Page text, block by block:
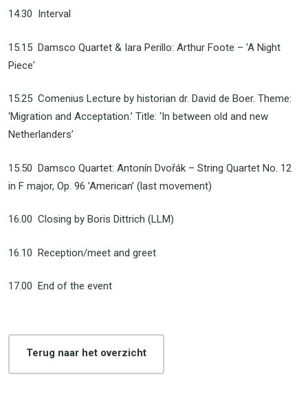
14.30 Interval
15.15 Damsco Quartet & Iara Perillo: Arthur Foote – 'A Night
Piece'
15.25 Comenius Lecture by historian dr. David de Boer. Theme:
‘Migration and Acceptation.’ Title: ‘In between old and new
Netherlanders’
15.50 Damsco Quartet: Antonín Dvořák – String Quartet No. 12
in F major, Op. 96 ’American’ (last movement)
16.00 Closing by Boris Dittrich (LLM)
16.10 Reception/meet and greet
17.00 End of the event
Terug naar het overzicht